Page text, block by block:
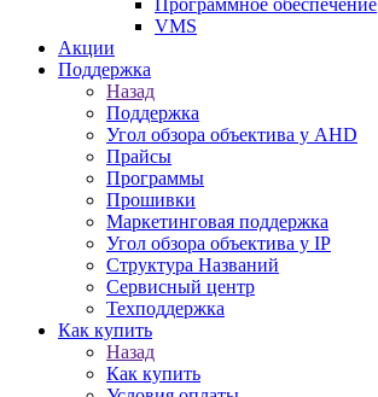
Программное обеспечение
VMS
Акции
Поддержка
Назад
Поддержка
Угол обзора объектива у AHD
Прайсы
Программы
Прошивки
Маркетинговая поддержка
Угол обзора объектива у IP
Структура Названий
Сервисный центр
Техподдержка
Как купить
Назад
Как купить